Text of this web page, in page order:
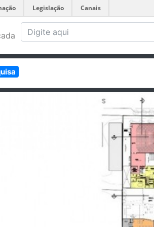
Legislação Canais